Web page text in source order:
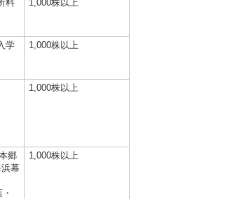
料
1,000株以上
学
1,000株以上
1,000株以上
郷
幕
1,000株以上